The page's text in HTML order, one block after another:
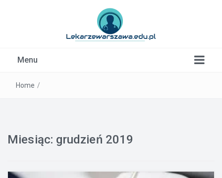
Menu
Home /
Miesiąc: grudzień 2019